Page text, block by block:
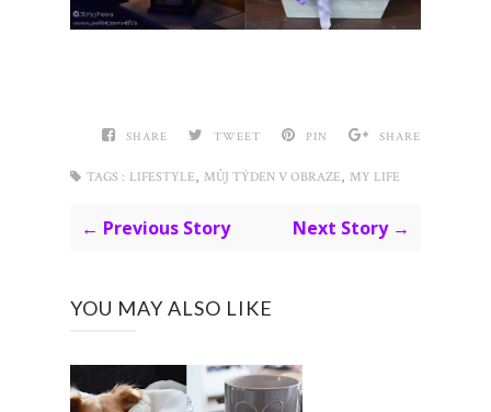
SHARE TWEET PIN SHARE
TAGS : LIFESTYLE MŮJ TÝDEN V OBRAZE MY LIFE
← Previous Story Next Story →
YOU MAY ALSO LIKE